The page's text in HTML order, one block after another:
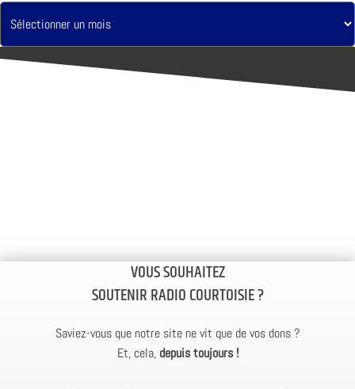
VOUS SOUHAITEZ
SOUTENIR RADIO COURTOISIE ?
Saviez-vous que notre site ne vit que de vos dons ?
Et, cela, depuis toujours !